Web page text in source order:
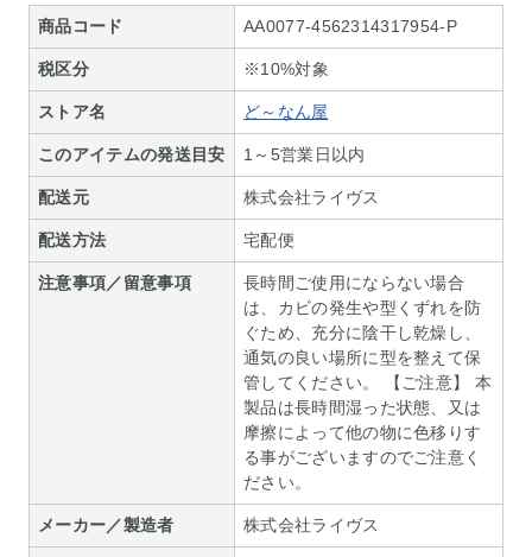
商品コード AA0077-4562314317954-P
税区分 ※10%対象
ストア名 ど～なん屋
このアイテムの発送目安 1～5営業日以内
配送元 株式会社ライヴス
配送方法 宅配便
注意事項／留意事項
長時間ご使用にならない場合
は、カビの発生や型くずれを防
ぐため、充分に陰干し乾燥し、
通気の良い場所に型を整えて保
管してください。 【ご注意】 本
製品は長時間湿った状態、又は
摩擦によって他の物に色移りす
る事がございますのでご注意く
ださい。
メーカー／製造者 株式会社ライヴス